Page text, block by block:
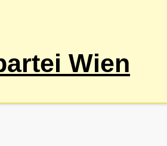
Wien